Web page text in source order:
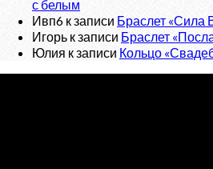
с белым
Ивп6 к записи Браслет «Сила
Игорь к записи Браслет
Юлия к записи Кольцо